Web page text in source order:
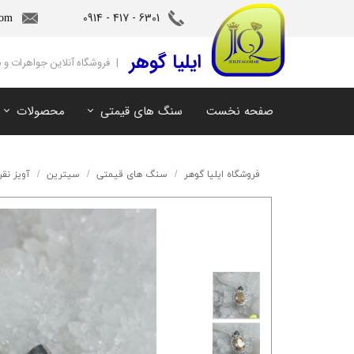
6301 - 417 - 0914​​​​​​​
صفحه نخست سنگ های قیمتی
توپاز
لابرادوریت
سیترین
کهربا
محصولات
‌ایلیا گوهر | فروشگاه آنلاین جواهرات
فروشگاه ایلیا گوهر سنگ های قیمتی سیترین آویز